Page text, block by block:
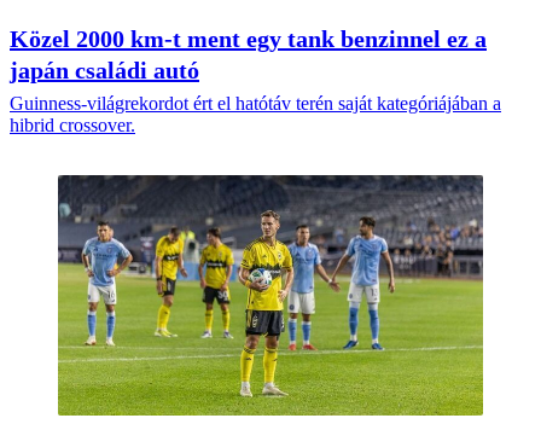
Közel 2000 km-t ment egy tank benzinnel ez a
japán családi autó
Guinness-világrekordot ért el hatótáv terén saját kategóriájában a
hibrid crossover.